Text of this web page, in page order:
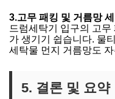
3.고무 패킹 및 거름망
드럼세탁기 입구의 고무
가 생기기 쉽습니다. 물
세탁물 먼지 거름망도
5. 결론 및 요약